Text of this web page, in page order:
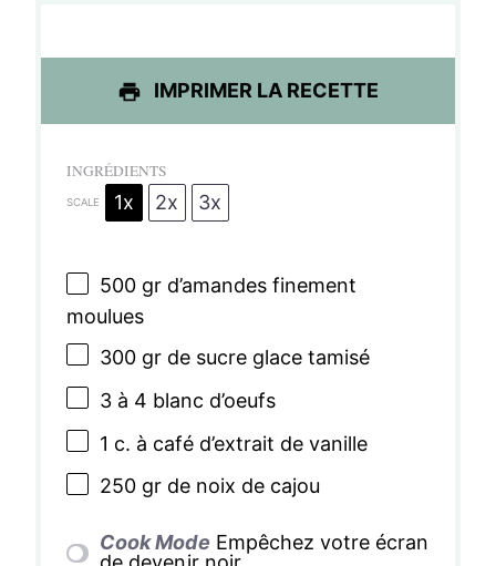
s
s
s
s
IMPRIMER LA RECETTE
INGRÉDIENTS
SCALE 1x 2x 3x
500gr d’amandes finement
moulues
300gr de sucre glace tamisé
3à 4 blanc d’oeufs
1 c. à café d’extrait de vanille
250gr de noix de cajou
Cook Mode Empêchez votre écran